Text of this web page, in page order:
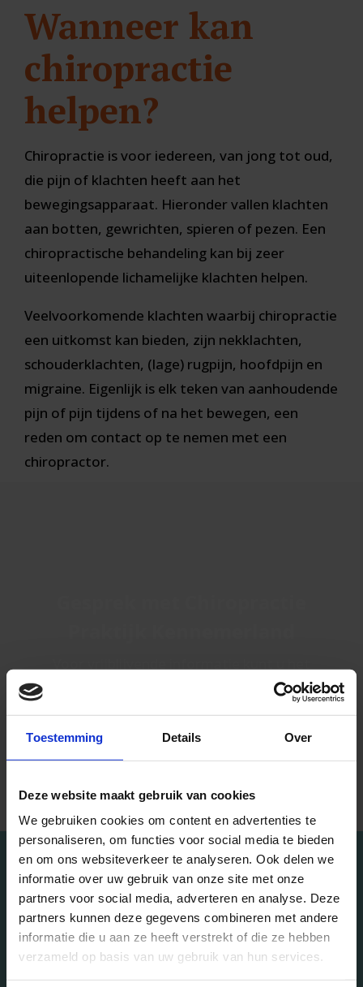
Toestemming Details Over
Deze website maakt gebruik van cookies
We gebruiken cookies om content en advertenties te
personaliseren, om functies voor social media te bieden
en om ons websiteverkeer te analyseren. Ook delen we
informatie over uw gebruik van onze site met onze
partners voor social media, adverteren en analyse. Deze
partners kunnen deze gegevens combineren met andere
informatie die u aan ze heeft verstrekt of die ze hebben
verzameld op basis van uw gebruik van hun services.
Wanneer kan
chiropractie
helpen?
Chiropractie is voor iedereen, van jong tot oud,
die pijn of klachten heeft aan het
bewegingsapparaat. Hieronder vallen klachten
aan botten, gewrichten, spieren of pezen. Een
chiropractische behandeling kan bij zeer
uiteenlopende lichamelijke klachten helpen.
Veelvoorkomende klachten waarbij chiropractie
een uitkomst kan bieden, zijn nekklachten,
schouderklachten, (lage) rugpijn, hoofdpijn en
migraine. Eigenlijk is elk teken van aanhoudende
pijn of pijn tijdens of na het bewegen, een
reden om contact op te nemen met een
chiropractor.
contactformulier invullen. Een van onze
assistentes zal u binnen 48 uur bellen om u
vragen zo goed mogelijk te beantwoorden.
Fout:Contact formulier niet gevonden.
Functionele Neurologie
Het 5-daagse traject heeft mij
enorm veel gebracht
Ik zat thuis met een zware concentratie en
vermoeidheidsproblemen na een aanrijding en was